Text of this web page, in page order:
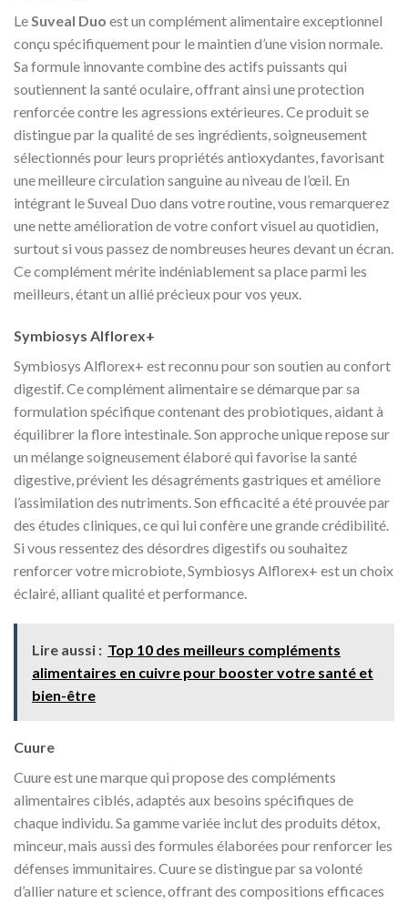
LeSuveal Duo est un complément alimentaire exceptionnel
conçu spécifiquement pour le maintien d’une vision normale.
Sa formule innovante combine des actifs puissants qui
soutiennent la santé oculaire, offrant ainsi une protection
renforcée contre les agressions extérieures. Ce produit se
distingue par la qualité de ses ingrédients, soigneusement
sélectionnés pour leurs propriétés antioxydantes, favorisant
une meilleure circulation sanguine au niveau de l’œil. En
intégrant le Suveal Duo dans votre routine, vous remarquerez
une nette amélioration de votre confort visuel au quotidien,
surtout si vous passez de nombreuses heures devant un écran.
Ce complément mérite indéniablement sa place parmi les
meilleurs, étant un allié précieux pour vos yeux.
Symbiosys Alflorex+
Symbiosys Alflorex+ est reconnu pour son soutien au confort
digestif. Ce complément alimentaire se démarque par sa
formulation spécifique contenant des probiotiques, aidant à
équilibrer la flore intestinale. Son approche unique repose sur
un mélange soigneusement élaboré qui favorise la santé
digestive, prévient les désagréments gastriques et améliore
l’assimilation des nutriments. Son efficacité a été prouvée par
des études cliniques, ce qui lui confère une grande crédibilité.
Si vous ressentez des désordres digestifs ou souhaitez
renforcer votre microbiote, Symbiosys Alflorex+ est un choix
éclairé, alliant qualité et performance.
Lire aussi : Top 10 des meilleurs compléments
alimentaires en cuivre pour booster votre santé et
bien-être
Cuure
Cuure est une marque qui propose des compléments
alimentaires ciblés, adaptés aux besoins spécifiques de
chaque individu. Sa gamme variée inclut des produits détox,
minceur, mais aussi des formules élaborées pour renforcer les
défenses immunitaires. Cuure se distingue par sa volonté
d’allier nature et science, offrant des compositions efficaces